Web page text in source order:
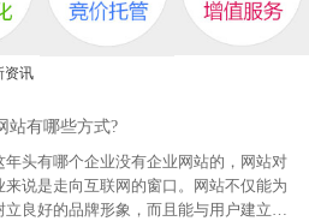
资讯
站有哪些方式?
年头有哪个企业没有企业网站的，网站对
来说是走向互联网的窗口。网站不仅能为
立良好的品牌形象，而且能与用户建立直